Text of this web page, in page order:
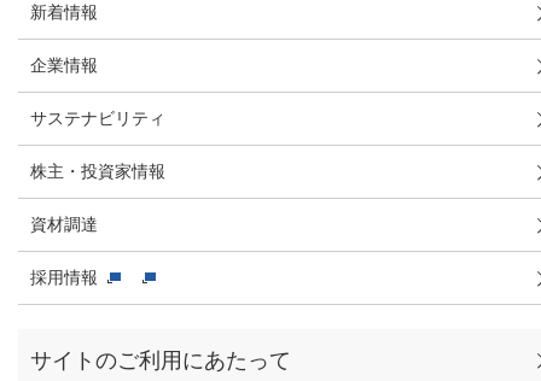
新着情報
企業情報
サステナビリティ
株主・投資家情報
資材調達
採用情報
サイトのご利用にあたって